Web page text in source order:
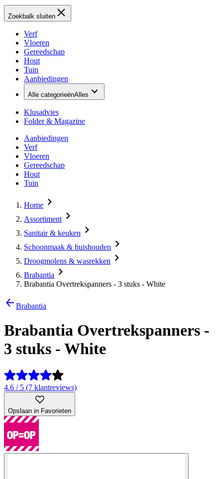
Zoekbalk sluiten
Verf
Vloeren
Gereedschap
Hout
Tuin
Aanbiedingen
Alle categorieënAlles
Klusadvies
Folder & Magazine
Aanbiedingen
Verf
Vloeren
Gereedschap
Hout
Tuin
Home
Assortiment
Sanitair & keuken
Schoonmaak & huishouden
Droogmolens & wasrekken
Brabantia
Brabantia Overtrekspanners - 3 stuks - White
Brabantia
Brabantia Overtrekspanners -
3 stuks - White
4.6 / 5 (7 klantreviews)
Opslaan in Favorieten